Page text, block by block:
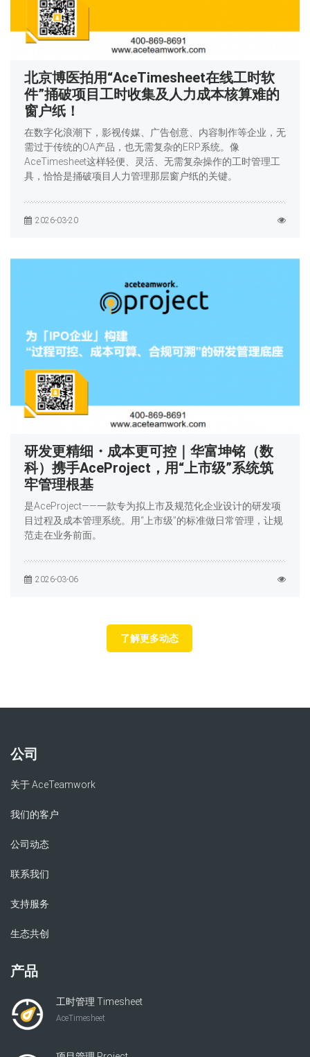
北京博医拍用“AceTimesheet在线工时软
件”捅破项目工时收集及人力成本核算难的
窗户纸！
在数字化浪潮下，影视传媒、广告创意、内容制作等企业，无
需过于传统的OA产品，也无需复杂的ERP系统。像
AceTimesheet这样轻便、灵活、无需复杂操作的工时管理工
具，恰恰是捅破项目人力管理那层窗户纸的关键。
2026-03-20
研发更精细・成本更可控｜华富坤铭（数
科）携手AceProject，用“上市级”系统筑
牢管理根基
是AceProject——一款专为拟上市及规范化企业设计的研发项
目过程及成本管理系统。用“上市级”的标准做日常管理，让规
范走在业务前面。
2026-03-06
了解更多动态
公司
关于 AceTeamwork
我们的客户
公司动态
联系我们
支持服务
生态共创
产品
工时管理 Timesheet
AceTimesheet